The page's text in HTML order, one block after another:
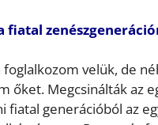
fiatal
velük, de
őket. Megcsinálták az
fiatal generációból az